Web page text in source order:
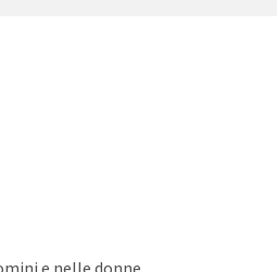
e nelle donne.